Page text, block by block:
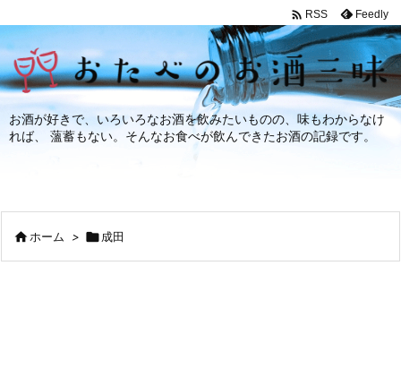
 RSS Feedly
お酒が好きで、いろいろなお酒を飲みたいものの、味もわからなけ
れば、 薀蓄もない。そんなお食べが飲んできたお酒の記録です。
ホーム > 成田